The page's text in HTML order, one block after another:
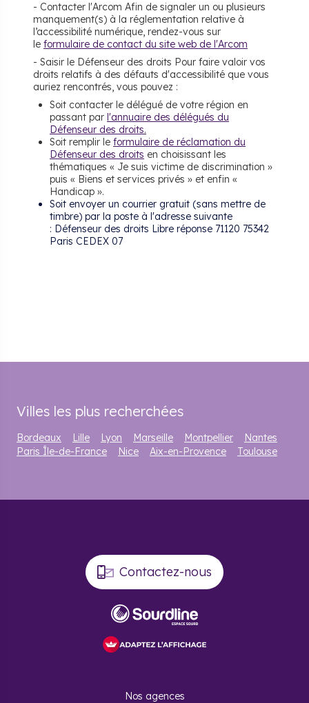
- Contacter l'Arcom Afin de signaler un ou plusieurs
manquement(s) à la réglementation relative à
l’accessibilité numérique, rendez-vous sur
le formulaire de contact du site web de l'Arcom
- Saisir le Défenseur des droits Pour faire valoir vos
droits relatifs à des défauts d'accessibilité que vous
auriez rencontrés, vous pouvez :
Soit contacter le délégué de votre région en
passant par l'annuaire des délégués du
Défenseur des droits.
Soit remplir le formulaire de réclamation du
Défenseur des droits en choisissant les
thématiques « Je suis victime de discrimination »
puis « Biens et services privés » et enfin «
Handicap ».
Soit envoyer un courrier gratuit (sans mettre de
timbre) par la poste à l'adresse suivante
: Défenseur des droits Libre réponse 71120 75342
Paris CEDEX 07
Villes les plus recherchées
Bordeaux Lille Lyon Marseille Montpellier
Nantes
Paris Île-de-France
Nice Aix-en-Provence Toulouse
Contactez-nous
Nos agences